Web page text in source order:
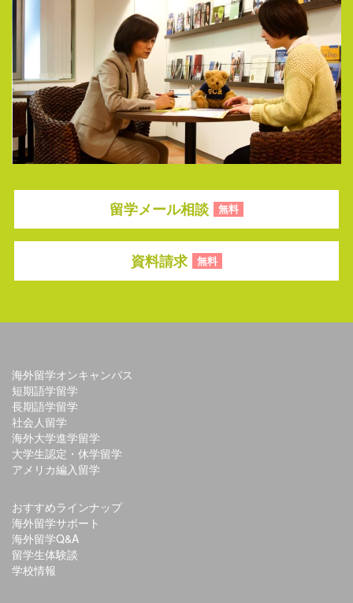
留学メール相談 無料
資料請求 無料
海外留学オンキャンパス
短期語学留学
長期語学留学
社会人留学
海外大学進学留学
大学生認定・休学留学
アメリカ編入留学
おすすめラインナップ
海外留学サポート
海外留学Q&A
留学生体験談
学校情報